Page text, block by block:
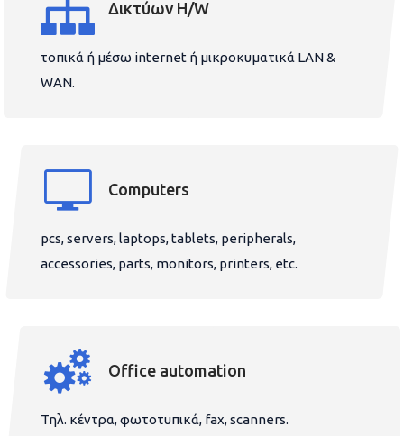
Δικτύων H/W
τοπικά ή μέσω internet ή μικροκυματικά LAN &
WAN.
Computers
pcs, servers, laptops, tablets, peripherals,
accessories, parts, monitors, printers, etc.
Office automation
Τηλ. κέντρα, φωτοτυπικά, fax, scanners.